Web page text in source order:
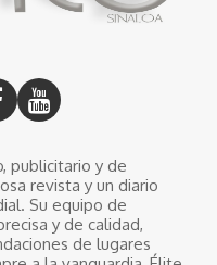
publicitario y de
revista y un diario
Su equipo de
y de calidad,
de lugares